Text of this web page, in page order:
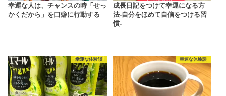
幸運な人は、チャンスの時「せっ
かくだから」を口癖に行動する
成長日記をつけて幸運になる方
法-自分をほめて自信をつける習
慣-
幸運な体験談 幸運な体験談